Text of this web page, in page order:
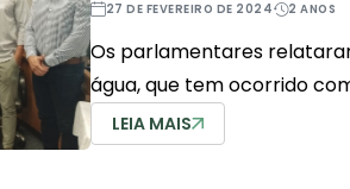
27 DE FEVEREIRO DE 2024 2 ANOS
Os parlamentares
água, que tem ocorrido
LEIA MAIS